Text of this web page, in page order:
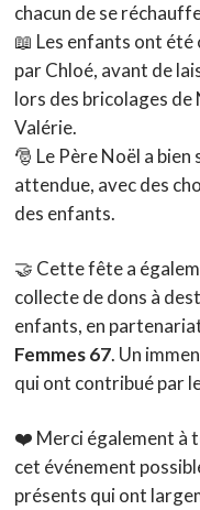
chacun de se
📖 Les enfants ont été
par Chloé, avant de
lors des bricolages de
Valérie.
🎅 Le Père Noël a
attendue, avec des
des enfants.
🤝 Cette fête a
collecte de dons à
enfants, en
Femmes 67. Un
qui ont contribué par
❤️ Merci également à
cet événement
présents qui ont